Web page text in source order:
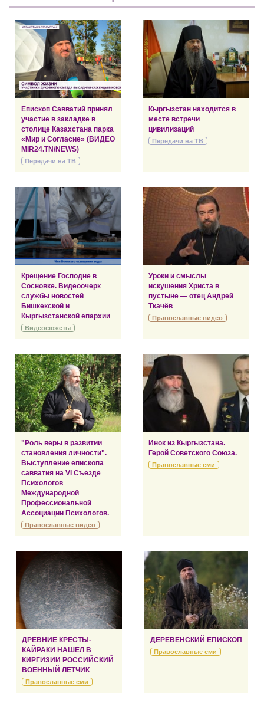
Епископ Савватий принял
участие в закладке в
столице Казахстана парка
«Мир и Согласие» (ВИДЕО
MIR24.TN/NEWS)
Передачи на ТВ
Кыргызстан находится в
месте встречи
цивилизаций
Передачи на ТВ
Крещение Господне в
Сосновке. Видеоочерк
службы новостей
Бишкекской и
Кыргызстанской епархии
Видеосюжеты
Уроки и смыслы
искушения Христа в
пустыне — отец Андрей
Ткачёв
Православные видео
"Роль веры в развитии
становления личности".
Выступление епископа
савватия на VI Съезде
Психологов
Международной
Профессиональной
Ассоциации Психологов.
Православные видео
Инок из Кыргызстана.
Герой Советского Союза.
Православные сми
ДРЕВНИЕ КРЕСТЫ-
КАЙРАКИ НАШЕЛ В
КИРГИЗИИ РОССИЙСКИЙ
ВОЕННЫЙ ЛЕТЧИК
Православные сми
ДЕРЕВЕНСКИЙ ЕПИСКОП
Православные сми